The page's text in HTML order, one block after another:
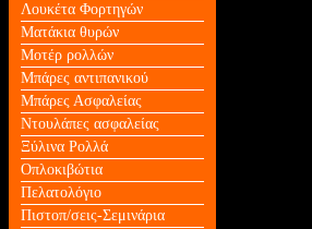
Λουκέτα Φορτηγών
Ματάκια θυρών
Μοτέρ ρολλών
Μπάρες αντιπανικού
Μπάρες Ασφαλείας
Ντουλάπες ασφαλείας
Ξύλινα Ρολλά
Οπλοκιβώτια
Πελατολόγιο
Πιστοπ/σεις-Σεμινάρια